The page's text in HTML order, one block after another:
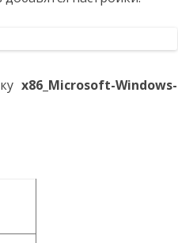
x86_Microsoft-Windows-